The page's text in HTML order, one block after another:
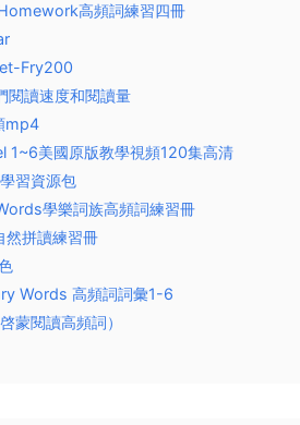
高頻詞練習四冊
Fry200
讀速度和閱讀量
mp4
美國原版教學視頻120集高清
習資源包
學樂詞族高頻詞練習冊
拼讀練習冊
Words 高頻詞詞彙1-6
蒙閱讀高頻詞）